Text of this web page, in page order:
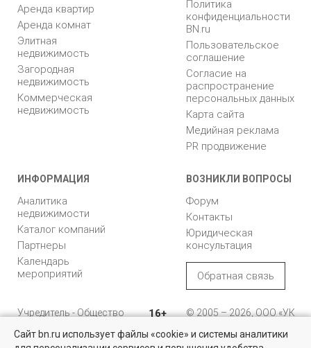
Аренда квартир
Аренда комнат
Элитная
недвижимость
Загородная
недвижимость
Коммерческая
недвижимость
Политика
конфиденциальности
BN.ru
Пользовательское
соглашение
Согласие на
распространение
персональных данных
Карта сайта
Медийная реклама
PR продвижение
ИНФОРМАЦИЯ
Аналитика
недвижимости
Каталог компаний
Партнеры
Календарь
мероприятий
ВОЗНИКЛИ ВОПРОСЫ
Форум
Контакты
Юридическая
консультация
Обратная связь
Учредитель - Общество
ответственностью
16+
© 2005 – 2026, ООО «УК
Сайт bn.ru использует файлы «cookie» и системы аналитики